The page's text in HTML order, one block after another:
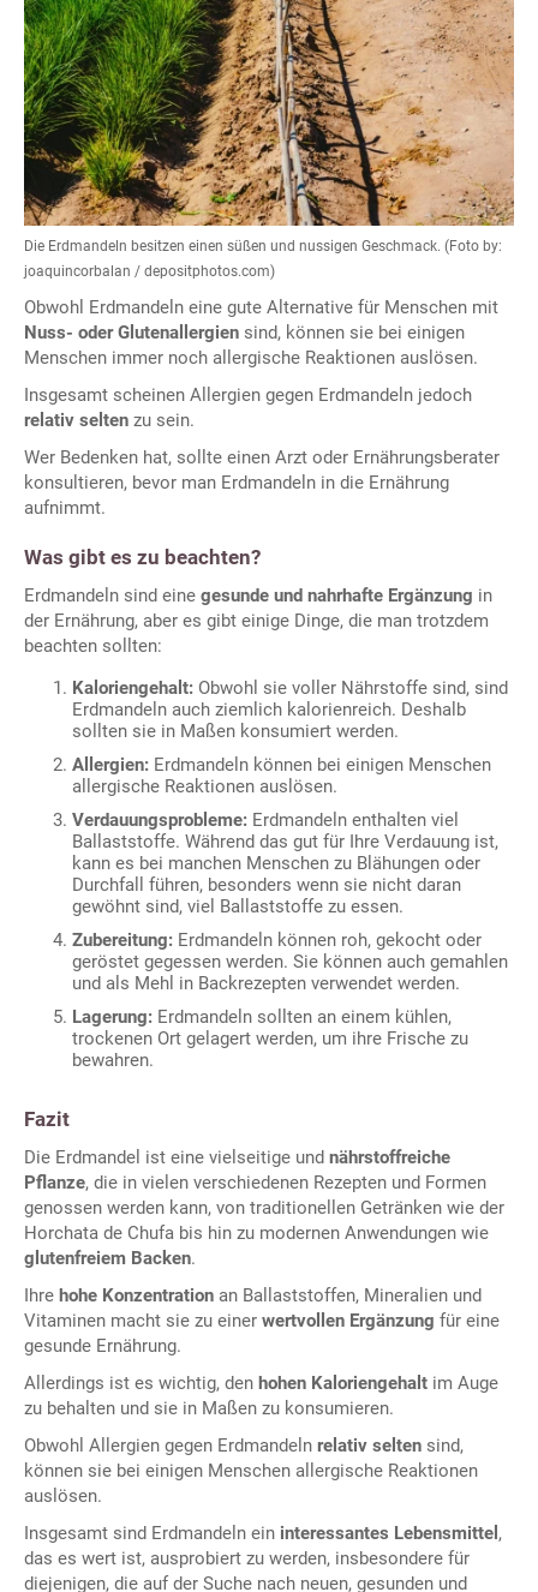
Die Erdmandeln besitzen einen süßen und nussigen Geschmack. (Foto by:
joaquincorbalan / depositphotos.com)
Obwohl Erdmandeln eine gute Alternative für Menschen mit
Nuss- oder Glutenallergien sind, können sie bei einigen
Menschen immer noch allergische Reaktionen auslösen.
Insgesamt scheinen Allergien gegen Erdmandeln jedoch
relativ selten zu sein.
Wer Bedenken hat, sollte einen Arzt oder Ernährungsberater
konsultieren, bevor man Erdmandeln in die Ernährung
aufnimmt.
Was gibt es zu beachten?
Erdmandeln sind eine gesunde und nahrhafte Ergänzung in
der Ernährung, aber es gibt einige Dinge, die man trotzdem
beachten sollten:
Kaloriengehalt: Obwohl sie voller Nährstoffe sind, sind
Erdmandeln auch ziemlich kalorienreich. Deshalb
sollten sie in Maßen konsumiert werden.
Allergien: Erdmandeln können bei einigen Menschen
allergische Reaktionen auslösen.
Verdauungsprobleme: Erdmandeln enthalten viel
Ballaststoffe. Während das gut für Ihre Verdauung ist,
kann es bei manchen Menschen zu Blähungen oder
Durchfall führen, besonders wenn sie nicht daran
gewöhnt sind, viel Ballaststoffe zu essen.
Zubereitung: Erdmandeln können roh, gekocht oder
geröstet gegessen werden. Sie können auch gemahlen
und als Mehl in Backrezepten verwendet werden.
Lagerung: Erdmandeln sollten an einem kühlen,
trockenen Ort gelagert werden, um ihre Frische zu
bewahren.
Fazit
Die Erdmandel ist eine vielseitige und nährstoffreiche
Pflanze, die in vielen verschiedenen Rezepten und Formen
genossen werden kann, von traditionellen Getränken wie der
Horchata de Chufa bis hin zu modernen Anwendungen wie
glutenfreiem Backen.
Ihre hohe Konzentration an Ballaststoffen, Mineralien und
Vitaminen macht sie zu einer wertvollen Ergänzung für eine
gesunde Ernährung.
Allerdings ist es wichtig, den hohen Kaloriengehalt im Auge
zu behalten und sie in Maßen zu konsumieren.
Obwohl Allergien gegen Erdmandeln relativ selten sind,
können sie bei einigen Menschen allergische Reaktionen
auslösen.
Insgesamt sind Erdmandeln ein interessantes Lebensmittel ,
das es wert ist, ausprobiert zu werden, insbesondere für
diejenigen, die auf der Suche nach neuen, gesunden und